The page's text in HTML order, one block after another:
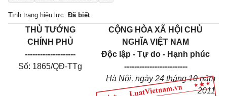
Tình trạng hiệu lực: Đã biết
THỦ TƯỚNG
CHÍNH PHỦ
--------------------
Số: 1865/QĐ-TTg
CỘNG HÒA XÃ HỘI CHỦ
NGHĨA VIỆT NAM
Độc lập - Tự do - Hạnh phúc
-------------------------
Hà Nội, ngày 24 tháng 10 năm
2011